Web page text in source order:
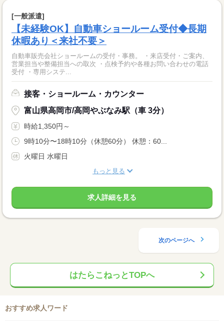
[一般派遣]
【未経験OK】自動車ショールーム受付◆長期
休暇あり＜来社不要＞
自動車販売会社ショールームの受付・事務。 ・来店受付・ご案内、
営業担当や整備担当への取次 ・点検予約や各種お問い合わせの電話
受付 ・専用システ...
接客・ショールーム・カウンター
富山県高岡市/高岡やぶなみ駅（車 3分）
時給1,350円～
9時10分〜18時10分（休憩60分） 休憩：60...
火曜日 水曜日
もっと見る
求人詳細を見る
次のページへ
はたらこねっとTOPへ
おすすめ求人ワード